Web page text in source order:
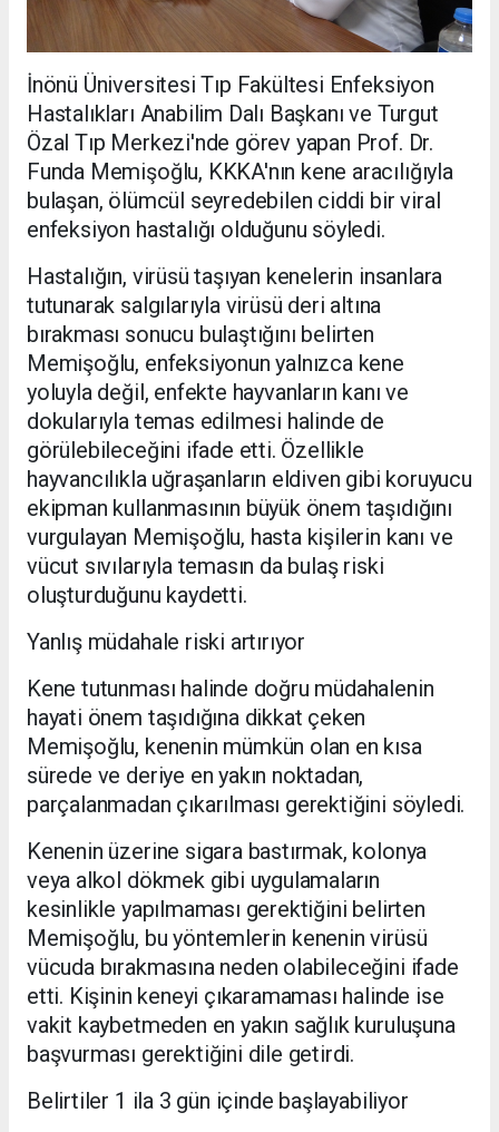
İnönü Üniversitesi Tıp Fakültesi Enfeksiyon
Hastalıkları Anabilim Dalı Başkanı ve Turgut
Özal Tıp Merkezi'nde görev yapan Prof. Dr.
Funda Memişoğlu, KKKA'nın kene aracılığıyla
bulaşan, ölümcül seyredebilen ciddi bir viral
enfeksiyon hastalığı olduğunu söyledi.
Hastalığın, virüsü taşıyan kenelerin insanlara
tutunarak salgılarıyla virüsü deri altına
bırakması sonucu bulaştığını belirten
Memişoğlu, enfeksiyonun yalnızca kene
yoluyla değil, enfekte hayvanların kanı ve
dokularıyla temas edilmesi halinde de
görülebileceğini ifade etti. Özellikle
hayvancılıkla uğraşanların eldiven gibi koruyucu
ekipman kullanmasının büyük önem taşıdığını
vurgulayan Memişoğlu, hasta kişilerin kanı ve
vücut sıvılarıyla temasın da bulaş riski
oluşturduğunu kaydetti.
Yanlış müdahale riski artırıyor
Kene tutunması halinde doğru müdahalenin
hayati önem taşıdığına dikkat çeken
Memişoğlu, kenenin mümkün olan en kısa
sürede ve deriye en yakın noktadan,
parçalanmadan çıkarılması gerektiğini söyledi.
Kenenin üzerine sigara bastırmak, kolonya
veya alkol dökmek gibi uygulamaların
kesinlikle yapılmaması gerektiğini belirten
Memişoğlu, bu yöntemlerin kenenin virüsü
vücuda bırakmasına neden olabileceğini ifade
etti. Kişinin keneyi çıkaramaması halinde ise
vakit kaybetmeden en yakın sağlık kuruluşuna
başvurması gerektiğini dile getirdi.
Belirtiler 1 ila 3 gün içinde başlayabiliyor